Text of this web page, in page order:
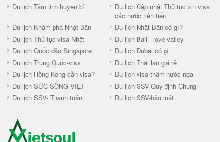
Du lịch Tâm linh huyền bí
Du lịch Cập nhật Thủ tục xin visa
các nước tiên tiến
Du lịch Khám phá Nhật Bản
Du lịch Nhật Bản có gì?
Du lịch Thủ tục visa Nhật
Du lịch Bali - love valley
Du lịch Quốc đảo Singapore
Du lịch Dubai có gì
Du lịch Trung Quốc-visa
Du lịch Thái lan giá rẻ
Du lịch Hồng Kông cần visa?
Du lịch visa thăm nước nga
Du lịch SỨC SỐNG VIỆT
Du lịch SSV-Quy định Chung
Du lịch SSV- Thanh toán
Du lịch SSV-bảo mật